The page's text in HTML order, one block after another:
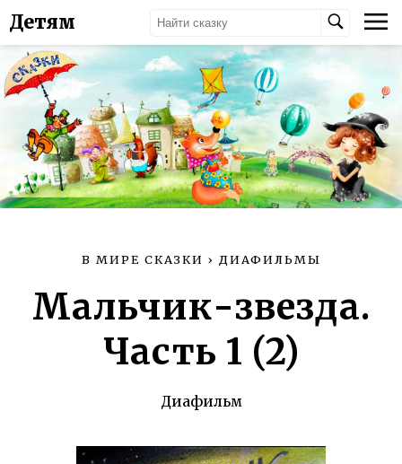
Детям
В МИРЕ СКАЗКИ › ДИАФИЛЬМЫ
Мальчик-звезда.
Часть 1 (2)
Диафильм